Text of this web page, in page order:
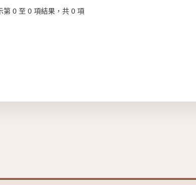
第 0 至 0 項結果，共 0 項